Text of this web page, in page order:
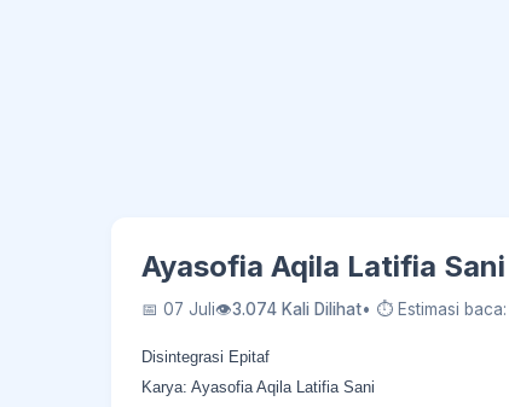
Ayasofia Aqila Latifia
📅 07 Juli👁3.074 Kali Dilihat• ⏱ Estimasi baca:
Disintegrasi Epitaf
Karya: Ayasofia Aqila Latifia Sani